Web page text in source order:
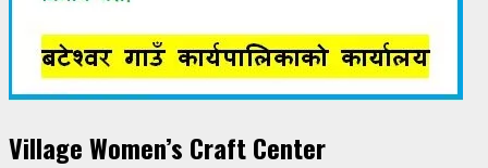
Village Women’s Craft Center